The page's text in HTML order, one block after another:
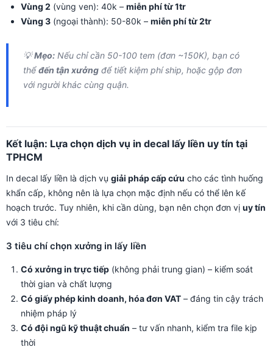
Vùng 2 (vùng ven): 40k – miễn phí từ 1tr
Vùng 3 (ngoại thành): 50-80k – miễn phí từ 2tr
💡Mẹo: Nếu chỉ cần 50-100 tem (đơn ~150K), bạn có
thểđến tận xưởng để tiết kiệm phí ship, hoặc gộp đơn
với người khác cùng quận.
Kết luận: Lựa chọn dịch vụ in decal lấy liền uy tín tại
TPHCM
In decal lấy liền là dịch vụ giải pháp cấp cứu cho các tình huống
khẩn cấp, không nên là lựa chọn mặc định nếu có thể lên kế
hoạch trước. Tuy nhiên, khi cần dùng, bạn nên chọn đơn vị uy tín
với 3 tiêu chí:
3 tiêu chí chọn xưởng in lấy liền
Có xưởng in trực tiếp (không phải trung gian) – kiểm soát
thời gian và chất lượng
Có giấy phép kinh doanh, hóa đơn VAT – đáng tin cậy trách
nhiệm pháp lý
Có đội ngũ kỹ thuật chuẩn – tư vấn nhanh, kiểm tra file kịp
thời